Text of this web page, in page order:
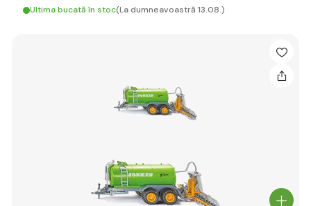
Ultima bucată în stoc(La dumneavoastră 13.08.)